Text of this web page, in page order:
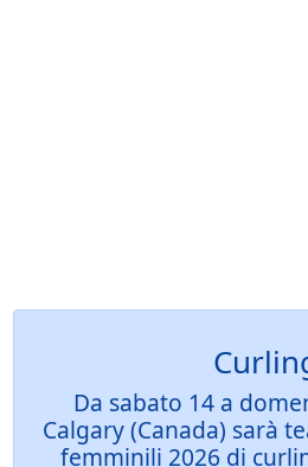
Da sabato 14 a
Calgary (Canada) sarà
femminili 2026 di